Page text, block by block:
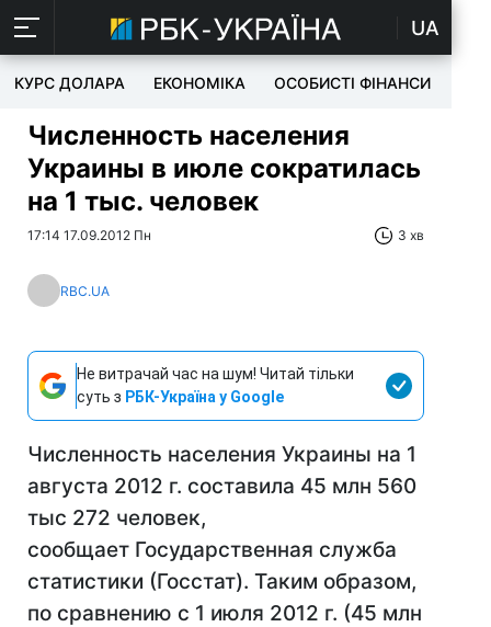
UA
КУРС ДОЛАРА ЕКОНОМІКА ОСОБИСТІ ФІНАНСИ
Численность населения
Украины в июле сократилась
на 1 тыс. человек
17:14 17.09.2012 Пн 3 хв
RBC.UA
Не витрачай час на шум! Читай тільки
суть з РБК-Україна у Google
Численность населения Украины на 1
августа 2012 г. составила 45 млн 560
тыс 272 человек,
сообщает Государственная служба
статистики (Госстат). Таким образом,
по сравнению с 1 июля 2012 г. (45 млн